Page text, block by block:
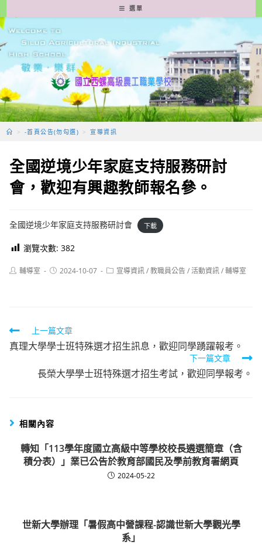
轉
至
要
容
選單
> -首頁公告(勿勾選) > 宣導資訊
全國逆境少年家庭支持服務研討
會，歡迎有興趣教師報名參。
全國逆境少年家庭支持服務研討會 下載
瀏覽次數: 382
Post輔導室
Post2024-10-07
Post宣導資訊/教職員公告/活動資訊/輔導室
Read
more
articles
上一篇文章
真理大學學士班特殊選才招生訊息，歡迎同學踴躍報考。
下一篇文章
長榮大學學士班特殊選才招生考試，歡迎同學報考。
相關內容
轉知「113學年度國立高級中等學校校長遴選簡章（含
積分表）」業已公告於教育部國民及學前教育署網頁
2024-05-22
世新大學辦理「暑假高中營課程-認識世新大學觀光學
系」